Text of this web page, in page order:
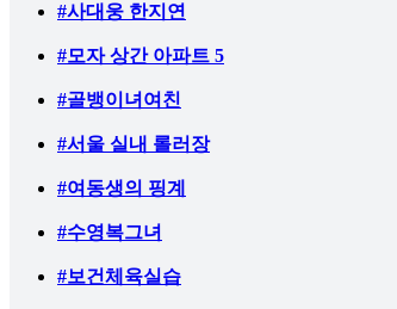
#사대웅 한지연
#모자 상간 아파트 5
#골뱅이녀여친
#서울 실내 롤러장
#여동생의 핑계
#수영복그녀
#보건체육실습